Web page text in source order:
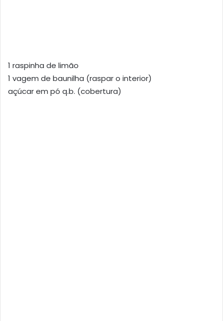
1 raspinha de limão
1 vagem de baunilha (raspar o interior)
açúcar em pó q.b. (cobertura)